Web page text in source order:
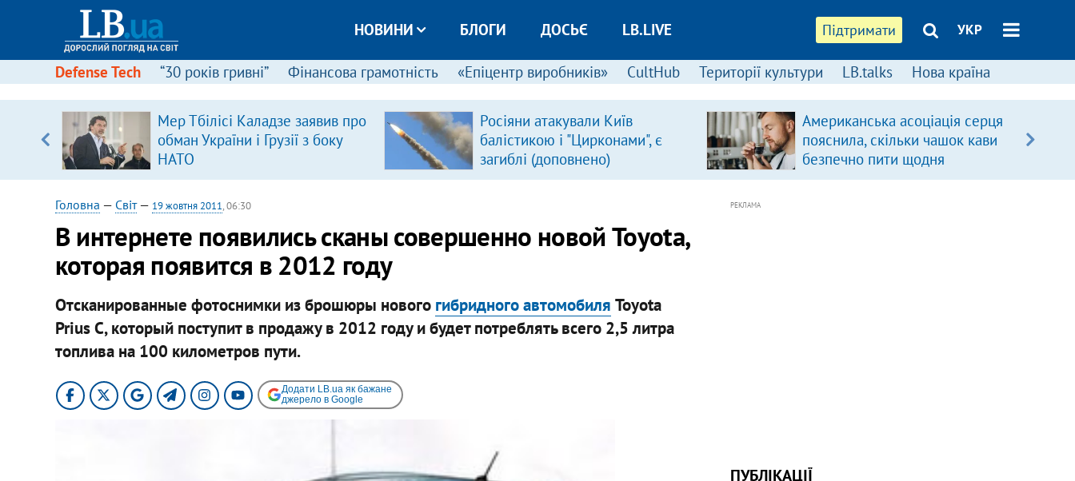
Підтримати УКР
НОВИНИ БЛОГИ ДОСЬЄ LB.LIVE
Defense Tech “30 років гривні” Фінансова грамотність «Епіцентр виробників» CultHub Території культури LB.talks Нова країна
Мер Тбілісі Каладзе заявив про
обман України і Грузії з боку
НАТО
Росіяни атакували Київ
балістикою і "Цирконами", є
загиблі (доповнено)
Американська асоціація серця
пояснила, скільки чашок кави
безпечно пити щодня
Головна — Світ— 19 жовтня 2011, 06:30
В интернете появились сканы совершенно новой Toyota,
которая появится в 2012 году
Отсканированные фотоснимки из брошюры нового гибридного автомобиля Toyota
Prius С, который поступит в продажу в 2012 году и будет потреблять всего 2,5 литра
топлива на 100 километров пути.
Додати LB.ua як бажане
джерело в Google
РЕКЛАМА
ПУБЛІКАЦІЇ